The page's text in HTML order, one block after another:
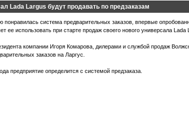
Lada Largus будут продавать по предзаказам
понравилась система предварительных заказов, впервые
ее использовать при старте продаж своего нового универсала Lada
компании Игоря Комарова, дилерами и службой продаж
заказов на Ларгус.
предприятие определится с системой предзаказа.